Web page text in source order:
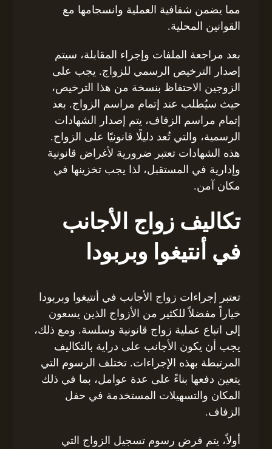
مما يضمن شفافية العملية وانسجامها مع
القوانين المحلية.
بعد مراجعة الملفات وإجراء المقابلة، سيتم
إصدار الترخيص الرسمي للزواج. يجب على
الزوجين الاحتفاظ بنسخة من هذا الترخيص،
حيث سيُطلب عند إتمام مراسم الزواج. بعد
إتمام مراسم الزفاف، يتم إصدار الشهادات
الرسمية، والتي تُعد دليلًا قانونيًا على الزواج.
هذه الشهادات تعتبر ضرورية لأغراض قانونية
وإدارية في المستقبل، لذا يجب تخزينها في
مكان آمن.
تكاليف زواج الأجانب
في أنتيغوا وبربودا
تعتبر إجراءات زواج الأجانب في أنتيغوا وبربودا
خياراً مفضلاً للكثير من الأزواج الذين يسعون
إلى اتباع عملية زواج قانونية وسلسة. ومع ذلك،
يجب أن يكون الأجانب على دراية بالتكاليف
المرتبطة بهذه الإجراءات. تختلف الرسوم التي
يتعين دفعها بناءً على عدة عوامل، بما في ذلك
المكان والتسهيلات المستخدمة في حفل
الزفاف.
أولاً، يتم فرض رسوم تسجيل الزواج التي